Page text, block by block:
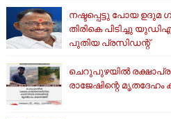
നഷ്ടപ്പെട്ടു പോയ
തിരികെ പിടിച്ചു
പുതിയ പ്രസിഡന്റ്
ചെറുപുഴയിൽ
രാജേഷിന്റെ മൃതദേഹം